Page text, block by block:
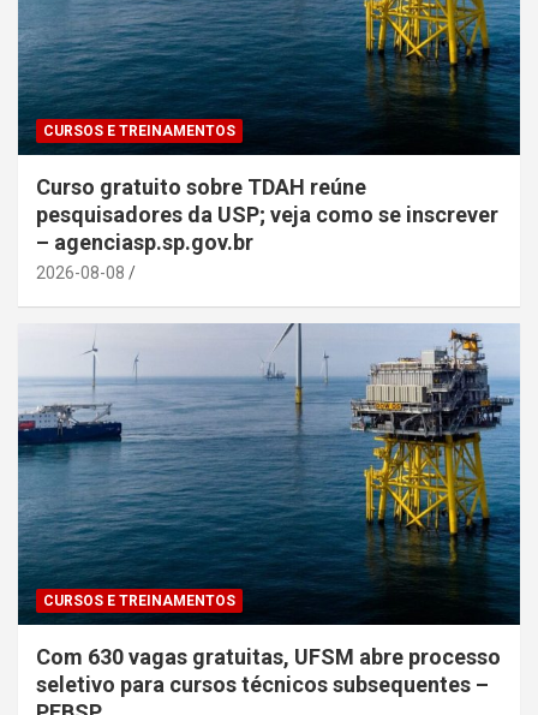
CURSOS E TREINAMENTOS
Curso gratuito sobre TDAH reúne
pesquisadores da USP; veja como se inscrever
– agenciasp.sp.gov.br
2026-08-08
CURSOS E TREINAMENTOS
Com 630 vagas gratuitas, UFSM abre processo
seletivo para cursos técnicos subsequentes –